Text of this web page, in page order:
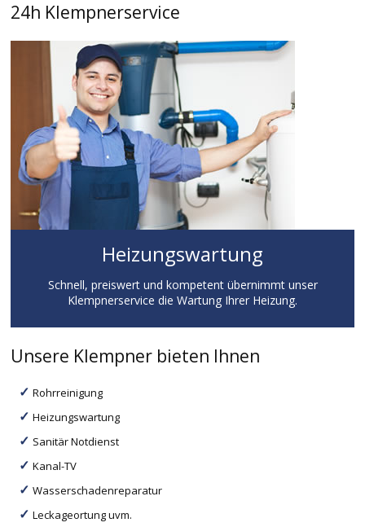
24h Klempnerservice
Heizungswartung
Schnell, preiswert und kompetent übernimmt unser
Klempnerservice die Wartung Ihrer Heizung.
Unsere Klempner bieten Ihnen
Rohrreinigung
Heizungswartung
Sanitär Notdienst
Kanal-TV
Wasserschadenreparatur
Leckageortung uvm.